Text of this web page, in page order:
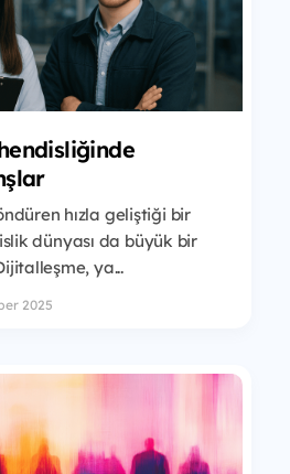
hızla geliştiği bir
dünyası da büyük bir
ya...
2025